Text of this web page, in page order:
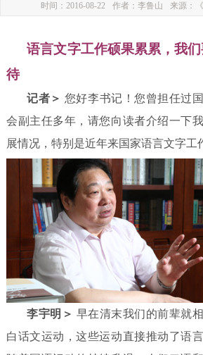
时间：2016-08-22 作者：李鲁山 来源：
语言文字工作硕果累累，我
待
记者＞ 您好李书记！您曾担任过
会副主任多年，请您向读者介绍一下
展情况，特别是近年来国家语言文字工
李宇明＞ 早在清末我们的前辈就
白话文运动，这些运动直接推动了语